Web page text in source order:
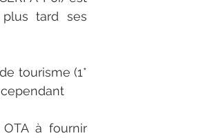
tard ses
tourisme (1*
à fournir